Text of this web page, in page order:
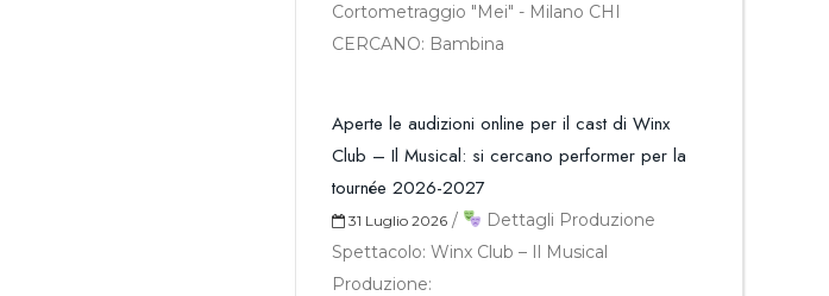
Cortometraggio "Mei" - Milano CHI
CERCANO: Bambina
Aperte le audizioni online per il cast di Winx
Club – Il Musical: si cercano performer per la
tournée 2026-2027
31 Luglio 2026 /
Dettagli Produzione
Spettacolo: Winx Club – Il Musical
Produzione: